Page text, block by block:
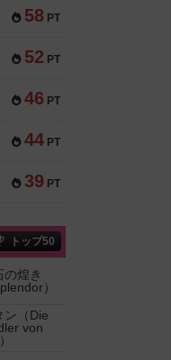
58 PT
52 PT
46 PT
44 PT
39 PT
トップ50